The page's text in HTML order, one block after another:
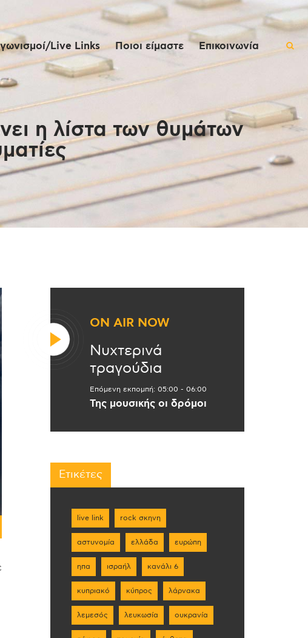
Live Links Ποιοι είμαστε Επικοινωνία
η λίστα των θυμάτων
ON AIR NOW
Νυχτερινά
τραγούδια
Επόμενη εκπομπή: 05:00 - 06:00
Της μουσικής οι δρόμοι
Ετικέτες
live link rock σκηνη
αστυνομία ελλάδα ευρώπη
ηπα ισραήλ κανάλι 6
κυπριακό κύπρος λάρνακα
λεμεσός λευκωσία ουκρανία